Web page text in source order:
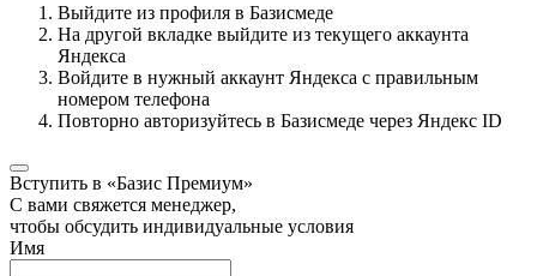
Выйдите из профиля в Базисмеде
На другой вкладке выйдите из текущего аккаунта
Яндекса
Войдите в нужный аккаунт Яндекса с правильным
номером телефона
Повторно авторизуйтесь в Базисмеде через Яндекс ID
Вступить в «Базис Премиум»
С вами свяжется менеджер,
чтобы обсудить индивидуальные условия
Имя